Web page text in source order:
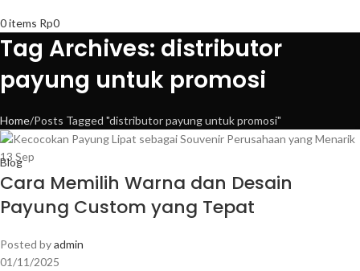
0items Rp0
Tag Archives: distributor
payung untuk promosi
Home Posts Tagged "distributor payung untuk promosi"
13 Sep
Blog
Cara Memilih Warna dan Desain
Payung Custom yang Tepat
Posted byadmin
01/11/2025